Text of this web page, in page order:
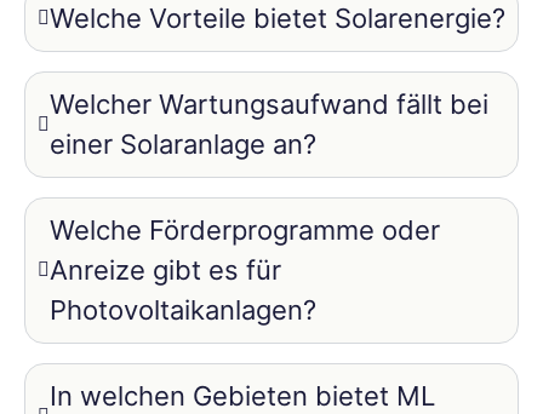
Welche Vorteile bietet Solarenergie?
Welcher Wartungsaufwand fällt bei
einer Solaranlage an?
Welche Förderprogramme oder
Anreize gibt es für
Photovoltaikanlagen?
In welchen Gebieten bietet ML